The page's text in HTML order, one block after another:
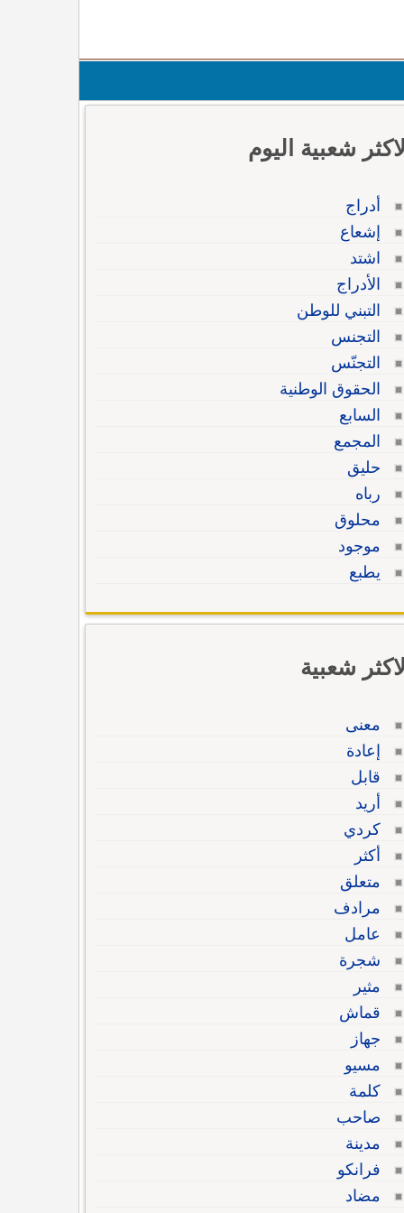
الاكثر شعبية اليوم
أدراج
إشعاع
اشتد
الأدراج
التبني للوطن
التجنس
التجنّس
الحقوق الوطنية
السابع
المجمع
حليق
رباه
محلوق
موجود
يطبع
الاكثر شعبية
معنى
إعادة
قابل
أريد
كردي
أكثر
متعلق
مرادف
عامل
شجرة
مثير
قماش
جهاز
مسيو
كلمة
صاحب
مدينة
فرانكو
مضاد